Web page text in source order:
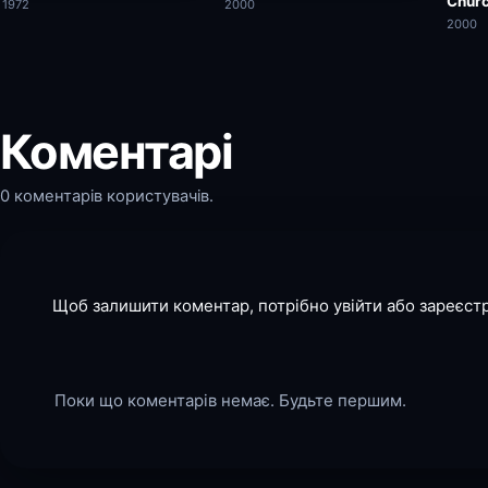
1972 2000
2000
Коментарі
0 коментарів користувачів.
Щоб залишити коментар, потрібно увійти або
Поки що коментарів немає. Будьте першим.